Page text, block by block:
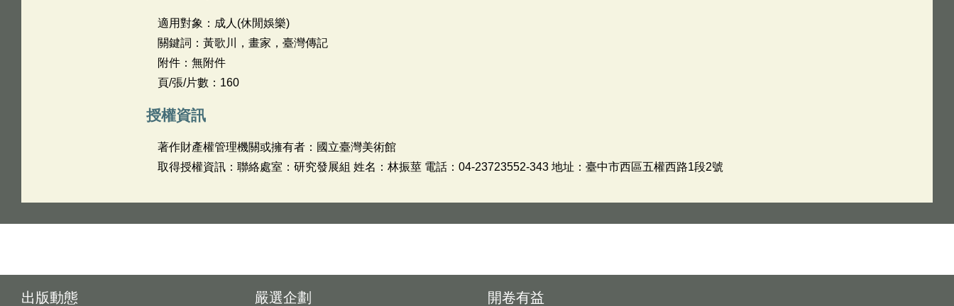
適用對象：成人(休閒娛樂)
關鍵詞：黃歌川，畫家，臺灣傳記
附件：無附件
頁/張/片數：160
授權資訊
著作財產權管理機關或擁有者：國立臺灣美術館
取得授權資訊：聯絡處室：研究發展組 姓名：林振莖 電話：04-23723552-343 地址：臺中市西區五權西路1段2號
出版動態 開卷有益
嚴選企劃